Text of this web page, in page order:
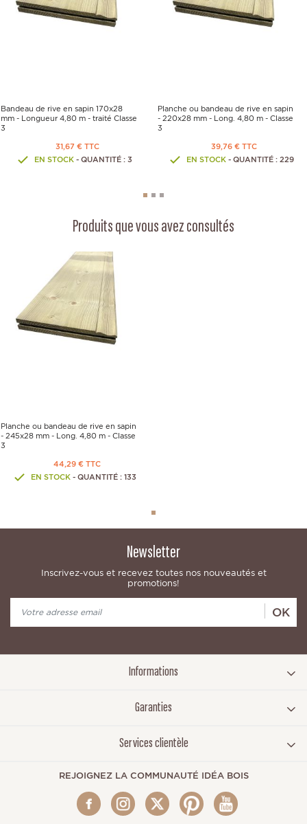
Bandeau de rive en sapin 170x28
mm - Longueur 4,80 m - traité Classe
3
31,67 € TTC
EN STOCK - QUANTITÉ : 3
Planche ou bandeau de rive en sapin
- 220x28 mm - Long. 4,80 m - Classe
3
39,76 € TTC
EN STOCK - QUANTITÉ : 229
Produits que vous avez consultés
Planche ou bandeau de rive en sapin
- 245x28 mm - Long. 4,80 m - Classe
3
44,29 € TTC
EN STOCK- QUANTITÉ : 133
Newsletter
Inscrivez-vous et recevez toutes nos nouveautés et
promotions!
OK
Informations
Garanties
Services clientèle
REJOIGNEZ LA COMMUNAUTÉ IDÉA BOIS